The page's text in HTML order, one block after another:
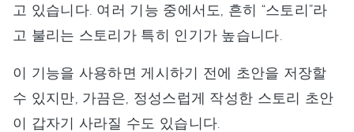
고 있습니다. 여러 기능 중에서도, 흔히 “스토리”라
고 불리는 스토리가 특히 인기가 높습니다.
이 기능을 사용하면 게시하기 전에 초안을 저장할
수 있지만, 가끔은, 정성스럽게 작성한 스토리 초안
이 갑자기 사라질 수도 있습니다.